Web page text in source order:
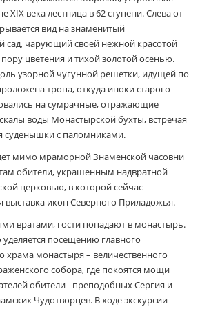
XIX века лестница в 62 ступени. Слева от
вид на знаменитый
сад, чарующий своей нежной красотой
пору цветения и тихой золотой осенью.
узорной чугунной решетки, идущей по
тропа, откуда иноки старого
на сумрачные, отражающие
воды Монастырской бухты, встречая
суденышки с паломниками.
мимо мраморной Знаменской часовни
обители, украшенным надвратной
церковью, в которой сейчас
выставка икон Северного Приладожья.
вратами, гости попадают в монастырь.
посещению главного
храма монастыря – величественного
собора, где покоятся мощи
обители - преподобных Сергия и
Чудотворцев. В ходе экскурсии